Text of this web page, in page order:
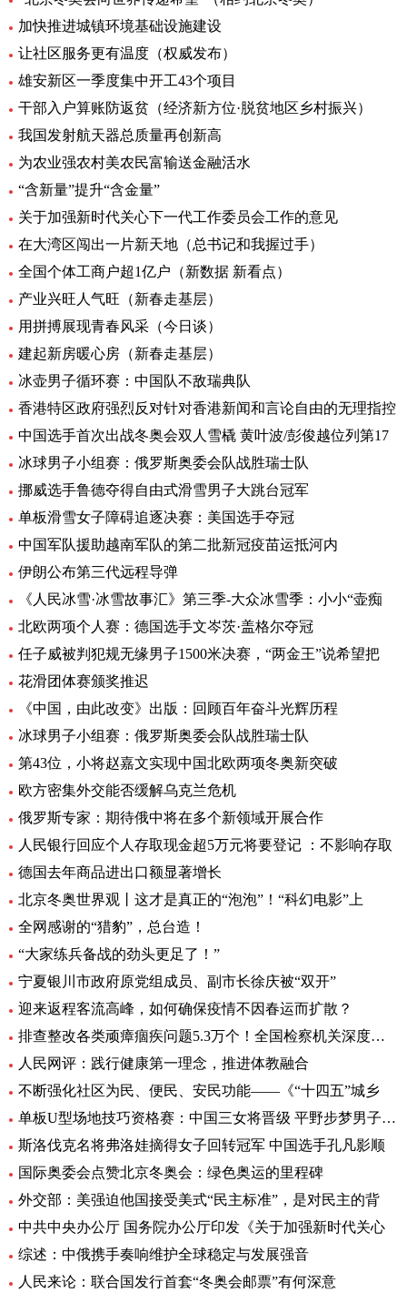
加快推进城镇环境基础设施建设
让社区服务更有温度（权威发布）
雄安新区一季度集中开工43个项目
干部入户算账防返贫（经济新方位·脱贫地区乡村振兴）
我国发射航天器总质量再创新高
为农业强农村美农民富输送金融活水
“含新量”提升“含金量”
关于加强新时代关心下一代工作委员会工作的意见
在大湾区闯出一片新天地（总书记和我握过手）
全国个体工商户超1亿户（新数据 新看点）
产业兴旺人气旺（新春走基层）
用拼搏展现青春风采（今日谈）
建起新房暖心房（新春走基层）
冰壶男子循环赛：中国队不敌瑞典队
香港特区政府强烈反对针对香港新闻和言论自由的无理指控
中国选手首次出战冬奥会双人雪橇 黄叶波/彭俊越位列第17
冰球男子小组赛：俄罗斯奥委会队战胜瑞士队
挪威选手鲁德夺得自由式滑雪男子大跳台冠军
单板滑雪女子障碍追逐决赛：美国选手夺冠
中国军队援助越南军队的第二批新冠疫苗运抵河内
伊朗公布第三代远程导弹
《人民冰雪·冰雪故事汇》第三季-大众冰雪季：小小“壶痴
北欧两项个人赛：德国选手文岑茨·盖格尔夺冠
任子威被判犯规无缘男子1500米决赛，“两金王”说希望把
花滑团体赛颁奖推迟
《中国，由此改变》出版：回顾百年奋斗光辉历程
冰球男子小组赛：俄罗斯奥委会队战胜瑞士队
第43位，小将赵嘉文实现中国北欧两项冬奥新突破
欧方密集外交能否缓解乌克兰危机
俄罗斯专家：期待俄中将在多个新领域开展合作
人民银行回应个人存取现金超5万元将要登记 ：不影响存取
德国去年商品进出口额显著增长
北京冬奥世界观丨这才是真正的“泡泡”！“科幻电影”上
全网感谢的“猎豹”，总台造！
“大家练兵备战的劲头更足了！”
宁夏银川市政府原党组成员、副市长徐庆被“双开”
迎来返程客流高峰，如何确保疫情不因春运而扩散？
排查整改各类顽瘴痼疾问题5.3万个！全国检察机关深度推进
人民网评：践行健康第一理念，推进体教融合
不断强化社区为民、便民、安民功能——《“十四五”城乡
单板U型场地技巧资格赛：中国三女将晋级 平野步梦男子头名
斯洛伐克名将弗洛娃摘得女子回转冠军 中国选手孔凡影顺
国际奥委会点赞北京冬奥会：绿色奥运的里程碑
外交部：美强迫他国接受美式“民主标准”，是对民主的背
中共中央办公厅 国务院办公厅印发《关于加强新时代关心
综述：中俄携手奏响维护全球稳定与发展强音
人民来论：联合国发行首套“冬奥会邮票”有何深意